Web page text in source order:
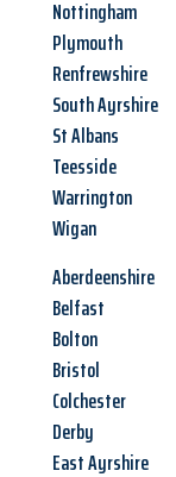
Nottingham
Plymouth
Renfrewshire
South Ayrshire
St Albans
Teesside
Warrington
Wigan
Aberdeenshire
Belfast
Bolton
Bristol
Colchester
Derby
East Ayrshire